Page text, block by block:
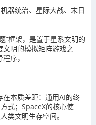
器统治、星际大战、末日
”框架，是置于星系文明的
文明的模拟矩阵游戏之
序，
在本质差距：通用AI的终
式；SpaceX的核心使
类文明生存空间。